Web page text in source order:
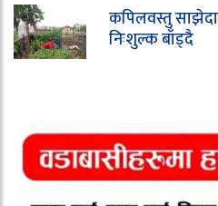
कपिलवस्तु
निःशुल्क बाँड्दै